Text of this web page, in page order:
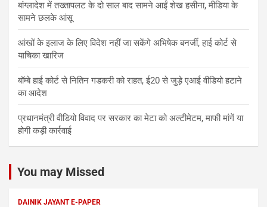
बांग्लादेश में तख्तापलट के दो साल बाद सामने आईं शेख हसीना, मीडिया के
सामने छलके आंसू
आंखों के इलाज के लिए विदेश नहीं जा सकेंगे अभिषेक बनर्जी, हाई कोर्ट से
याचिका खारिज
बॉम्बे हाई कोर्ट से नितिन गडकरी को राहत, ई20 से जुड़े एआई वीडियो हटाने
का आदेश
प्रधानमंत्री वीडियो विवाद पर सरकार का मेटा को अल्टीमेटम, माफी मांगें या
होगी कड़ी कार्रवाई
You may Missed
DAINIK JAYANT E-PAPER